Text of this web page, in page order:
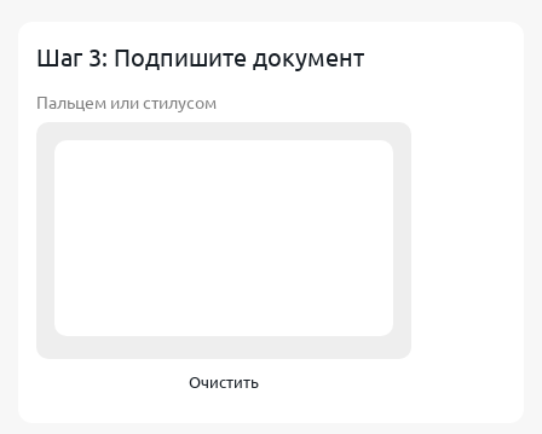
Шаг 3: Подпишите документ
Пальцем или стилусом
Очистить